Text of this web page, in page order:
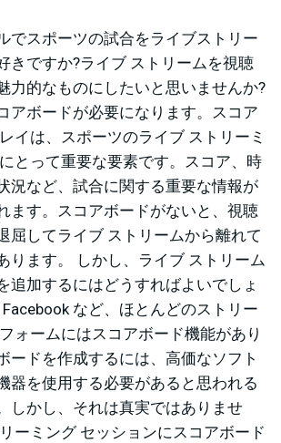
でスポーツの試合をライブストリー
きですか?ライブ ストリームを視聴
力的なものにしたいと思いませんか?
アボードが必要になります。スコア
イは、スポーツのライブ ストリーミ
とって重要な要素です。スコア、時
況など、試合に関する重要な情報が
ます。スコアボードがないと、視聴
屈してライブ ストリームから離れて
ります。 しかし、ライブ ストリーム
追加するにはどうすればよいでしょ
Facebook など、ほとんどのストリー
ォームにはスコアボード機能があり
ードを作成するには、高価なソフト
器を使用する必要があると思われる
しかし、それは真実ではありませ
ーミング セッションにスコアボード